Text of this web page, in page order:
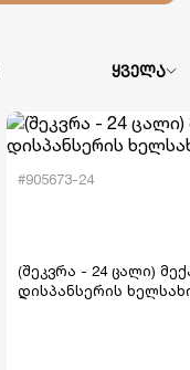
ყველა
#905673-24
(შეკვრა - 24 ცალი)
დისპანსერის